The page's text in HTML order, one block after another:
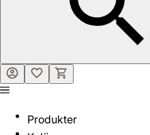
Produkter